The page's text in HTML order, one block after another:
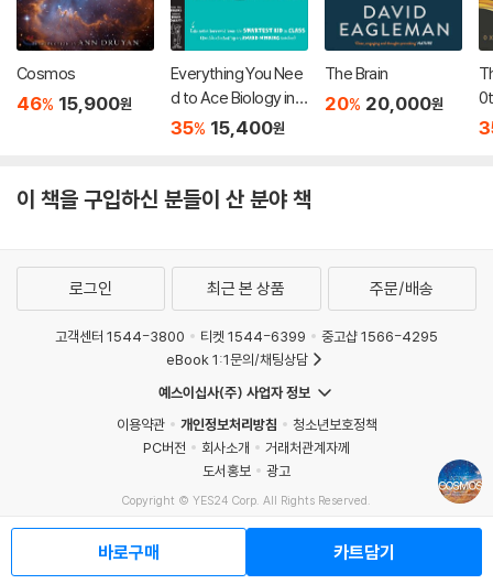
Cosmos
46% 15,900원
Everything You Nee
d to Ace Biology in
One Big Fat Notebo
35% 15,400원
The Brain
20% 20,000원
이 책을 구입하신 분들이 산 분야 책
바로구매 카트담기
로그인 최근 본 상품 주문/배송
고객센터 1544-3800 티켓 1544-6399
중고샵 1566-4295
eBook 1:1문의/채팅상담
예스이십사(주) 사업자 정보
이용약관
개인정보처리방침
청소년보호정책
PC버전
회사소개
거래처관계자께
도서홍보
광고
Copyright © YES24 Corp. All Rights Reserved.